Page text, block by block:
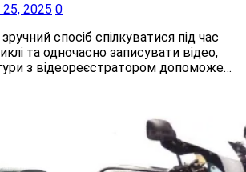
2025 0
спосіб спілкуватися під час
та одночасно записувати відео,
з відеореєстратором допоможе…